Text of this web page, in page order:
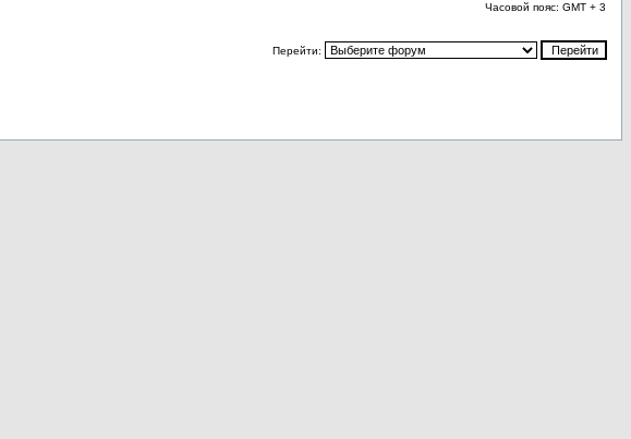
Часовой пояс: GMT + 3
Перейти: